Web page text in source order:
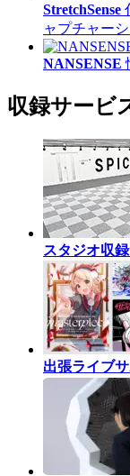
StretchSense
ャプチャー
NANSENSE
収録サービ
スタジオ収
出張ライブ